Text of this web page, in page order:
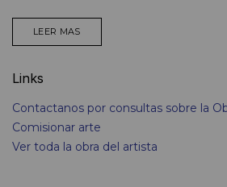
LEER MAS
Links
Contactanos por consultas sobre la
Comisionar arte
Ver toda la obra del artista